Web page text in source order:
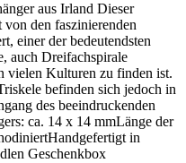
aus Irland Dieser
den faszinierenden
einer der bedeutendsten
auch Dreifachspirale
vielen Kulturen zu finden ist.
befinden sich jedoch in
des beeindruckenden
ca. 14 x 14 mmLänge der
in
Geschenkbox